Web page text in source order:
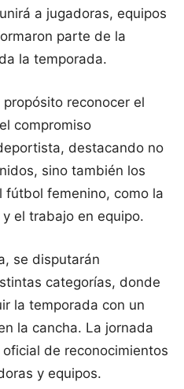
a jugadoras, equipos
parte de la
la temporada.
reconocer el
compromiso
destacando no
sino también los
fútbol femenino, como la
el trabajo en equipo.
se disputarán
categorías, donde
la temporada con un
la cancha. La jornada
de reconocimientos
y equipos.